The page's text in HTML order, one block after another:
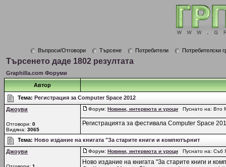
Въпроси/Отговори Търсене Потребители Потребителски
Търсенето даде 1802 резултата
Graphilla.com Форуми
Автор
Тема: Регистрация за Computer Space 2012
Джоуви
Отговори: 0
Видяна: 3065
Форум: Новини, интервюта и уроци Пуснато на: Вто
Регистрацията за фестивала Computer Space
Тема: Ново издание на книгата "За старите книги и компютърнит
Джоуви
Форум: Новини, интервюта и уроци Пуснато на: Съб
Ново издание на книгата "За старите книги и